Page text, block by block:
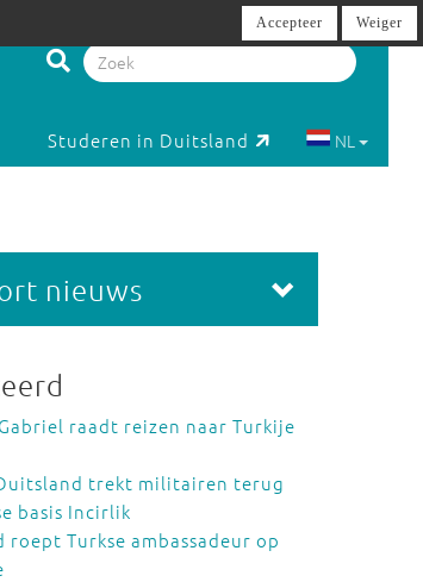
Studeren in Duitsland NL
nieuws
raadt reizen naar Turkije
trekt militairen terug
basis Incirlik
roept Turkse ambassadeur op
Accepteer Weiger